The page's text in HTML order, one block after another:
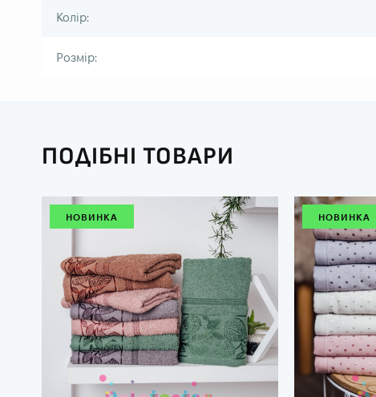
Колір:
Розмір:
ПОДІБНІ ТОВАРИ
НОВИНКА НОВИНКА